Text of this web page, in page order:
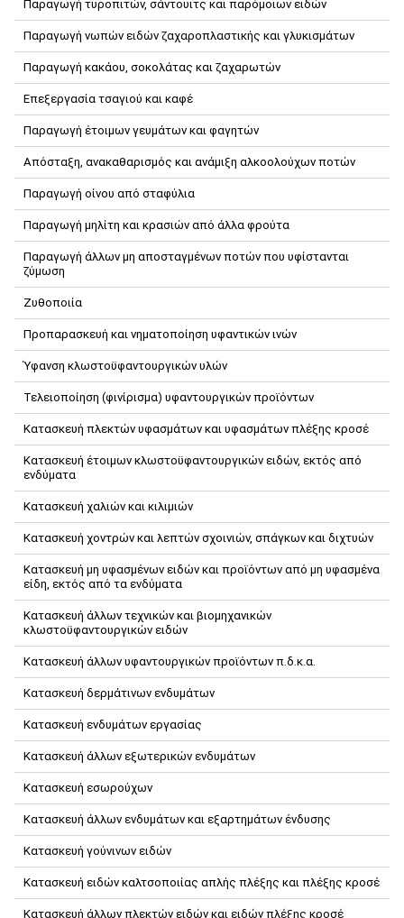
Παραγωγή τυροπιτών, σάντουιτς και παρόμοιων ειδών
Παραγωγή νωπών ειδών ζαχαροπλαστικής και γλυκισμάτων
Παραγωγή κακάου, σοκολάτας και ζαχαρωτών
Επεξεργασία τσαγιού και καφέ
Παραγωγή έτοιμων γευμάτων και φαγητών
Απόσταξη, ανακαθαρισμός και ανάμιξη αλκοολούχων ποτών
Παραγωγή οίνου από σταφύλια
Παραγωγή μηλίτη και κρασιών από άλλα φρούτα
Παραγωγή άλλων μη αποσταγμένων ποτών που υφίστανται
ζύμωση
Ζυθοποιία
Προπαρασκευή και νηματοποίηση υφαντικών ινών
Ύφανση κλωστοϋφαντουργικών υλών
Τελειοποίηση (φινίρισμα) υφαντουργικών προϊόντων
Κατασκευή πλεκτών υφασμάτων και υφασμάτων πλέξης κροσέ
Κατασκευή έτοιμων κλωστοϋφαντουργικών ειδών, εκτός από
ενδύματα
Κατασκευή χαλιών και κιλιμιών
Κατασκευή χοντρών και λεπτών σχοινιών, σπάγκων και διχτυών
Κατασκευή μη υφασμένων ειδών και προϊόντων από μη υφασμένα
είδη, εκτός από τα ενδύματα
Κατασκευή άλλων τεχνικών και βιομηχανικών
κλωστοϋφαντουργικών ειδών
Κατασκευή άλλων υφαντουργικών προϊόντων π.δ.κ.α.
Κατασκευή δερμάτινων ενδυμάτων
Κατασκευή ενδυμάτων εργασίας
Κατασκευή άλλων εξωτερικών ενδυμάτων
Κατασκευή εσωρούχων
Κατασκευή άλλων ενδυμάτων και εξαρτημάτων ένδυσης
Κατασκευή γούνινων ειδών
Κατασκευή ειδών καλτσοποιίας απλής πλέξης και πλέξης κροσέ
Κατασκευή άλλων πλεκτών ειδών και ειδών πλέξης κροσέ